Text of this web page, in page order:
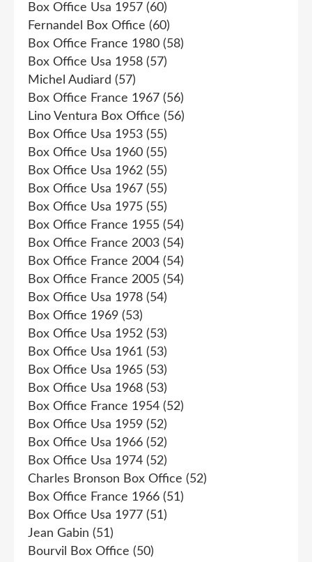
Box Office Usa 1957 (60)
Fernandel Box Office (60)
Box Office France 1980 (58)
Box Office Usa 1958 (57)
Michel Audiard (57)
Box Office France 1967 (56)
Lino Ventura Box Office (56)
Box Office Usa 1953 (55)
Box Office Usa 1960 (55)
Box Office Usa 1962 (55)
Box Office Usa 1967 (55)
Box Office Usa 1975 (55)
Box Office France 1955 (54)
Box Office France 2003 (54)
Box Office France 2004 (54)
Box Office France 2005 (54)
Box Office Usa 1978 (54)
Box Office 1969 (53)
Box Office Usa 1952 (53)
Box Office Usa 1961 (53)
Box Office Usa 1965 (53)
Box Office Usa 1968 (53)
Box Office France 1954 (52)
Box Office Usa 1959 (52)
Box Office Usa 1966 (52)
Box Office Usa 1974 (52)
Charles Bronson Box Office (52)
Box Office France 1966 (51)
Box Office Usa 1977 (51)
Jean Gabin (51)
Bourvil Box Office (50)